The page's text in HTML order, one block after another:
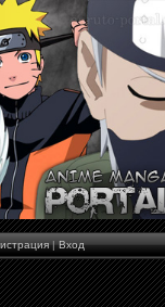
|Вход